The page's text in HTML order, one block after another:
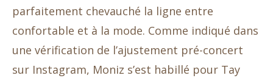
parfaitement chevauché la ligne entre
confortable et à la mode. Comme indiqué dans
une vérification de l’ajustement pré-concert
sur Instagram, Moniz s’est habillé pour Tay